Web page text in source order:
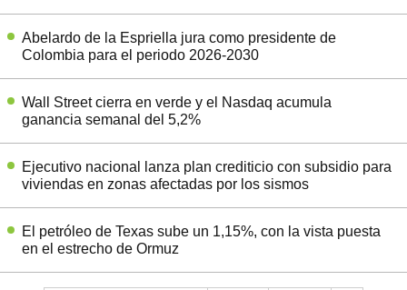
Abelardo de la Espriella jura como presidente de
Colombia para el periodo 2026-2030
Wall Street cierra en verde y el Nasdaq acumula
ganancia semanal del 5,2%
Ejecutivo nacional lanza plan crediticio con subsidio para
viviendas en zonas afectadas por los sismos
El petróleo de Texas sube un 1,15%, con la vista puesta
en el estrecho de Ormuz